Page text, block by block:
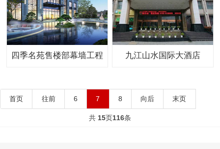
四季名苑售楼部幕墙工程 九江山水国际大酒店
首页 往前 6 7 8 向后 末页
共 15页116条